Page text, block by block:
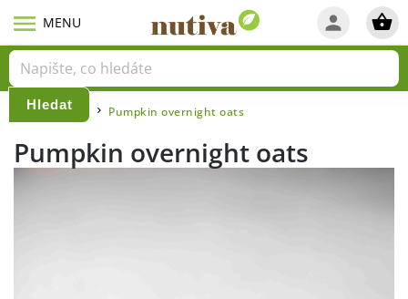
Hledat
Domů / Blog / Pumpkin overnight oats
Pumpkin overnight oats